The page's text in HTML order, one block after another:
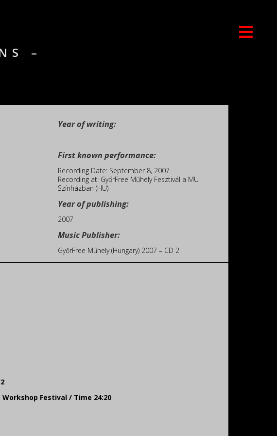
–
Year of writing:
First known performance:
Recording Date: September 8, 2007
Recording at: GyőrFree Műhely Fesztivál a MU
Színházban (HU)
Year of publishing:
2007
Music Publisher:
GyőrFree Műhely (Hungary) 2007 – CD 2
Festival / Time 24:20